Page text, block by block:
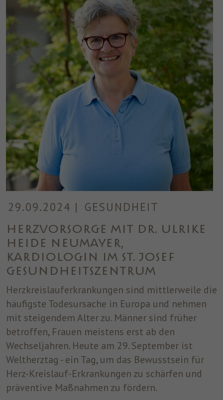
29.09.2024 | GESUNDHEIT
Herzvorsorge mit Dr. Ulrike
Heide Neumayer,
Kardiologin im ST. JOSEF
Gesundheitszentrum
Herzkreislauferkrankungen sind mittlerweile die
häufigste Todesursache in Europa und nehmen
mit steigendem Alter zu. Männer sind früher
betroffen, Frauen meistens erst ab den
Wechseljahren. Heute am 29. September ist
Weltherztag - ein Tag, um das Bewusstsein für
Herz-Kreislauf-Erkrankungen zu schärfen und
präventive Maßnahmen zu fördern.